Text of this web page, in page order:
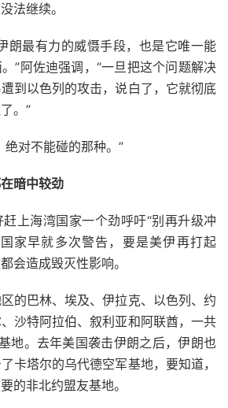
法继续。
朗最有力的威慑手段，也是它唯一能
”阿佐迪强调，“一旦把这个问题解决
到以色列的攻击，说白了，它就彻底
。”
绝对不能碰的那种。”
暗中较劲
上海湾国家一个劲呼吁“别再升级冲
家早就多次警告，要是美伊再打起
会造成毁灭性影响。
的巴林、埃及、伊拉克、以色列、约
沙特阿拉伯、叙利亚和阿联酋，一共
地。去年美国袭击伊朗之后，伊朗也
卡塔尔的乌代德空军基地，要知道，
的非北约盟友基地。